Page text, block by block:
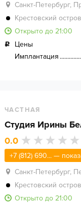
Санкт-Петербург,
Крестовский остров
Открыто до 21:00
Цены
Имплантация
ЧАСТНАЯ
Cтудия Ирины
0.0
+7 (812) 690... —
Санкт-Петербург,
Крестовский остров
Открыто до 21:00